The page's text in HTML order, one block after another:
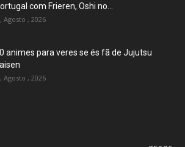
com Frieren, Oshi no...
Agosto , 2026
animes para veres se és fã de Jujutsu
Agosto , 2026